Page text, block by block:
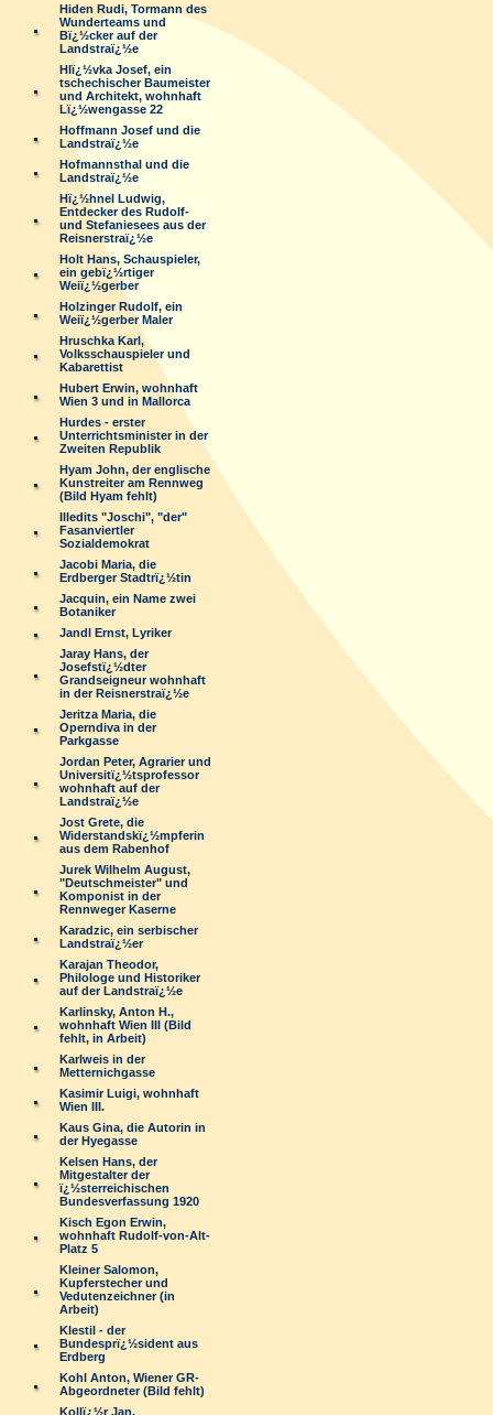
Hiden Rudi, Tormann des
Wunderteams und
Bï¿½cker auf der
Landstraï¿½e
Hlï¿½vka Josef, ein
tschechischer Baumeister
und Architekt, wohnhaft
Lï¿½wengasse 22
Hoffmann Josef und die
Landstraï¿½e
Hofmannsthal und die
Landstraï¿½e
Hï¿½hnel Ludwig,
Entdecker des Rudolf-
und Stefaniesees aus der
Reisnerstraï¿½e
Holt Hans, Schauspieler,
ein gebï¿½rtiger
Weiï¿½gerber
Holzinger Rudolf, ein
Weiï¿½gerber Maler
Hruschka Karl,
Volksschauspieler und
Kabarettist
Hubert Erwin, wohnhaft
Wien 3 und in Mallorca
Hurdes - erster
Unterrichtsminister in der
Zweiten Republik
Hyam John, der englische
Kunstreiter am Rennweg
(Bild Hyam fehlt)
Illedits "Joschi", "der"
Fasanviertler
Sozialdemokrat
Jacobi Maria, die
Erdberger Stadtrï¿½tin
Jacquin, ein Name zwei
Botaniker
Jandl Ernst, Lyriker
Jaray Hans, der
Josefstï¿½dter
Grandseigneur wohnhaft
in der Reisnerstraï¿½e
Jeritza Maria, die
Operndiva in der
Parkgasse
Jordan Peter, Agrarier und
Universitï¿½tsprofessor
wohnhaft auf der
Landstraï¿½e
Jost Grete, die
Widerstandskï¿½mpferin
aus dem Rabenhof
Jurek Wilhelm August,
"Deutschmeister" und
Komponist in der
Rennweger Kaserne
Karadzic, ein serbischer
Landstraï¿½er
Karajan Theodor,
Philologe und Historiker
auf der Landstraï¿½e
Karlinsky, Anton H.,
wohnhaft Wien III (Bild
fehlt, in Arbeit)
Karlweis in der
Metternichgasse
Kasimir Luigi, wohnhaft
Wien III.
Kaus Gina, die Autorin in
der Hyegasse
Kelsen Hans, der
Mitgestalter der
ï¿½sterreichischen
Bundesverfassung 1920
Kisch Egon Erwin,
wohnhaft Rudolf-von-Alt-
Platz 5
Kleiner Salomon,
Kupferstecher und
Vedutenzeichner (in
Arbeit)
Klestil - der
Bundesprï¿½sident aus
Erdberg
Kohl Anton, Wiener GR-
Abgeordneter (Bild fehlt)
Kollï¿½r Jan,